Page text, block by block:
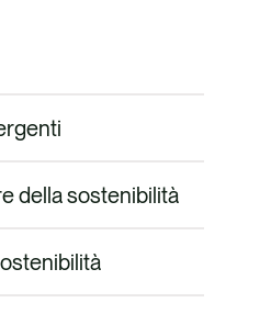
della sostenibilità